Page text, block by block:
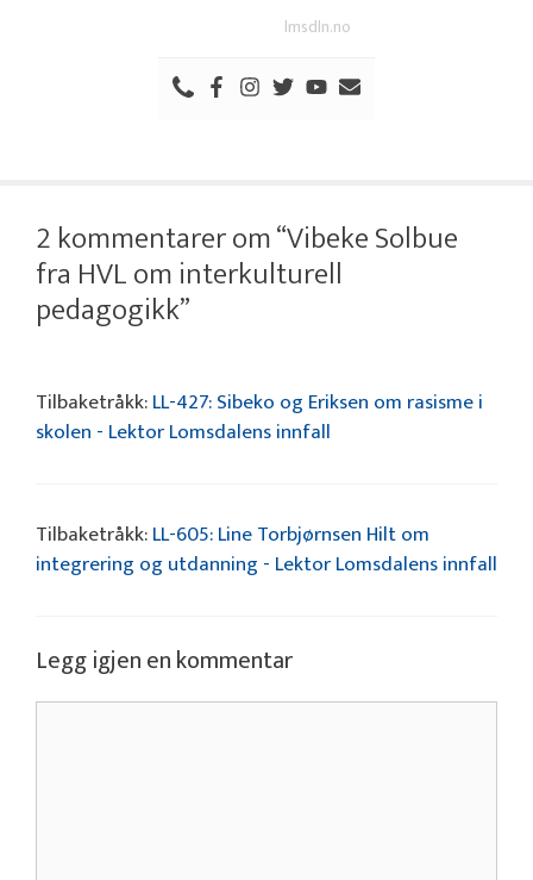
lmsdln.no
2 kommentarer om “Vibeke Solbue
fra HVL om interkulturell
pedagogikk”
Tilbaketråkk:LL-427: Sibeko og Eriksen om rasisme i
skolen - Lektor Lomsdalens innfall
Tilbaketråkk:LL-605: Line Torbjørnsen Hilt om
integrering og utdanning - Lektor Lomsdalens innfall
Legg igjen en kommentar